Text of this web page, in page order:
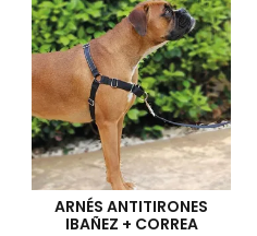
ARNÉS ANTITIRONES
IBAÑEZ + CORREA